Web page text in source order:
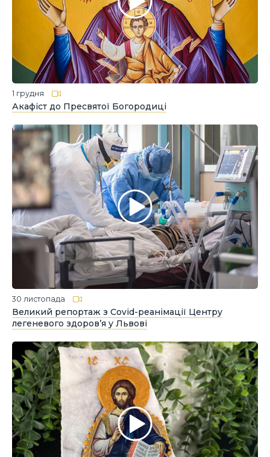
1 грудня
Акафіст до Пресвятої Богородиці
30 листопада
Великий репортаж з Covid-реанімації Центру
легеневого здоров’я у Львові